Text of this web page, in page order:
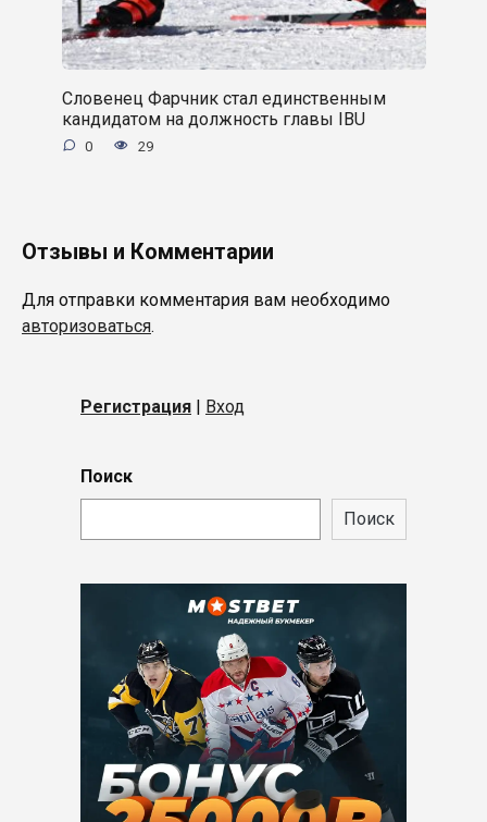
Словенец Фарчник стал единственным
кандидатом на должность главы IBU
0 29
Отзывы и Комментарии
Для отправки комментария вам необходимо
авторизоваться.
Регистрация | Вход
Поиск
Поиск